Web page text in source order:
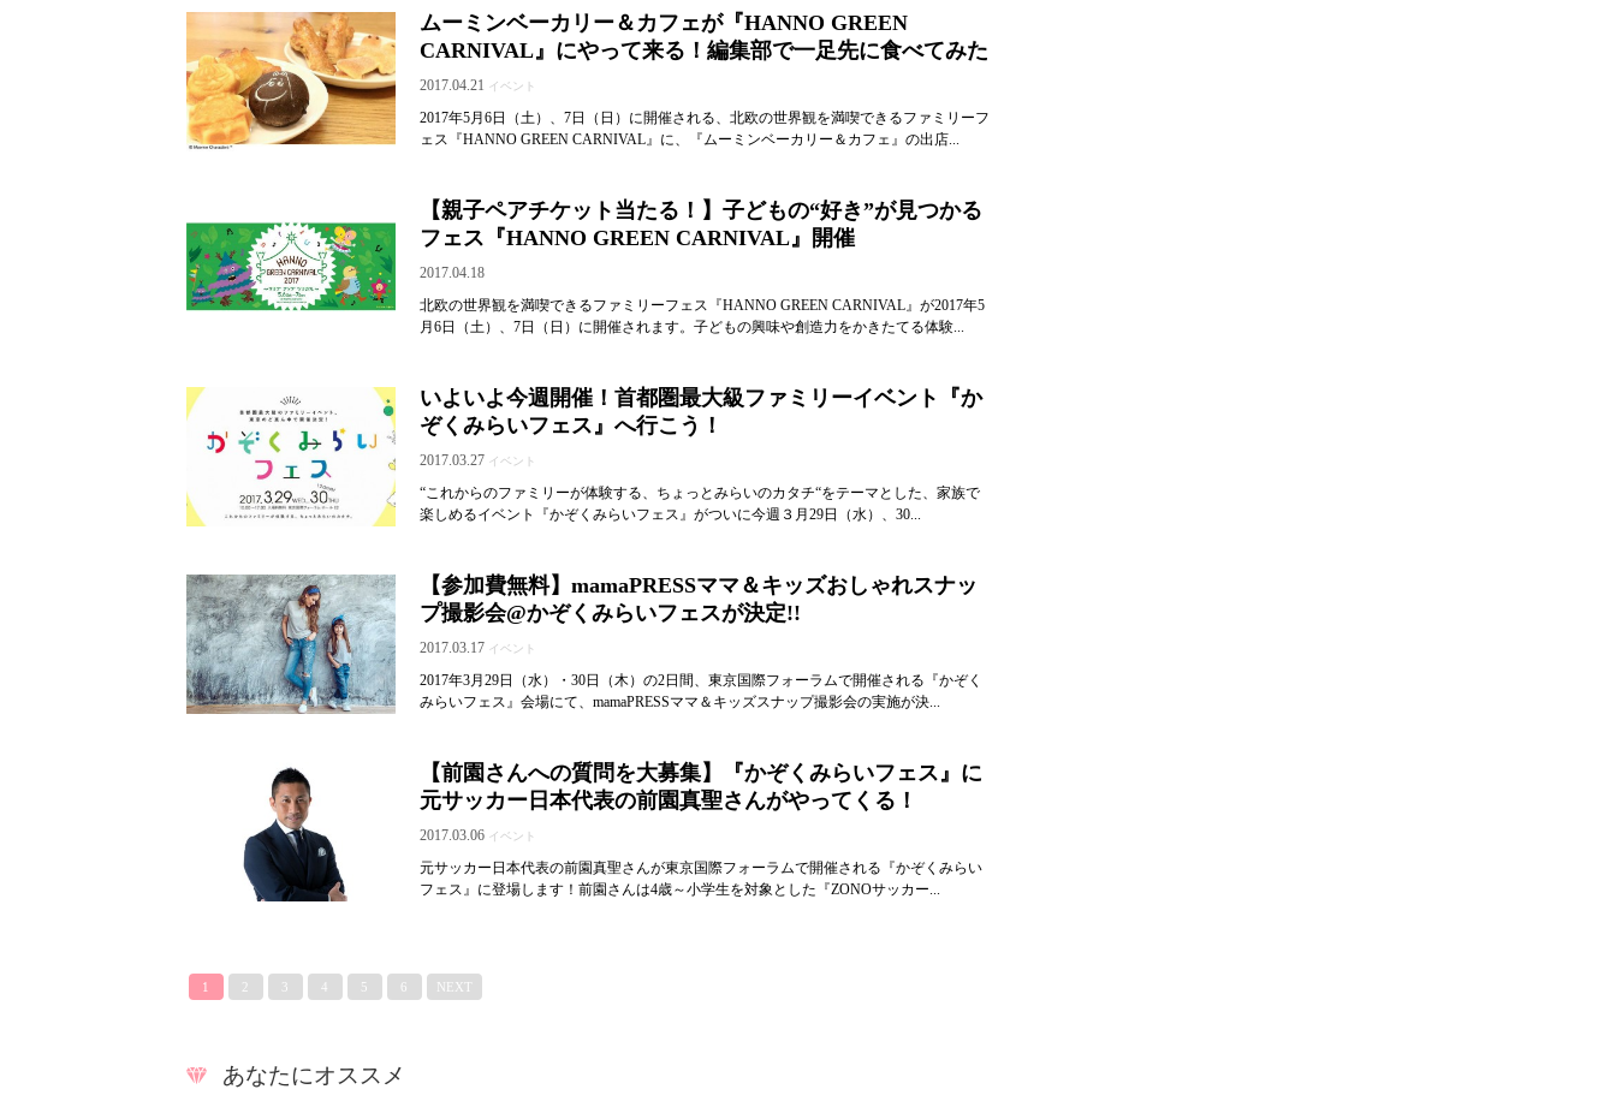
ムーミンベーカリー＆カフェが『HANNO GREEN
CARNIVAL』にやって来る！編集部で一足先に食べてみた
2017.04.21 イベント
2017年5月6日（土）、7日（日）に開催される、北欧の世界観を満喫できるファミリーフ
ェス『HANNO GREEN CARNIVAL』に、『ムーミンベーカリー＆カフェ』の出店...
【親子ペアチケット当たる！】子どもの“好き”が見つかる
フェス『HANNO GREEN CARNIVAL』開催
2017.04.18
北欧の世界観を満喫できるファミリーフェス『HANNO GREEN CARNIVAL』が2017年5
月6日（土）、7日（日）に開催されます。子どもの興味や創造力をかきたてる体験...
いよいよ今週開催！首都圏最大級ファミリーイベント『か
ぞくみらいフェス』へ行こう！
2017.03.27 イベント
“これからのファミリーが体験する、ちょっとみらいのカタチ“をテーマとした、家族で
楽しめるイベント『かぞくみらいフェス』がついに今週３月29日（水）、30...
【参加費無料】mamaPRESSママ＆キッズおしゃれスナッ
プ撮影会@かぞくみらいフェスが決定!!
2017.03.17 イベント
2017年3月29日（水）・30日（木）の2日間、東京国際フォーラムで開催される『かぞく
みらいフェス』会場にて、mamaPRESSママ＆キッズスナップ撮影会の実施が決...
【前園さんへの質問を大募集】『かぞくみらいフェス』に
元サッカー日本代表の前園真聖さんがやってくる！
2017.03.06 イベント
元サッカー日本代表の前園真聖さんが東京国際フォーラムで開催される『かぞくみらい
フェス』に登場します！前園さんは4歳～小学生を対象とした『ZONOサッカー...
1 3 4 5 6 NEXT
あなたにオススメ